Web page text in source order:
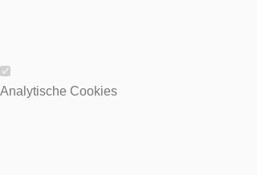
Wesentliche Cookies
Analytische Cookies